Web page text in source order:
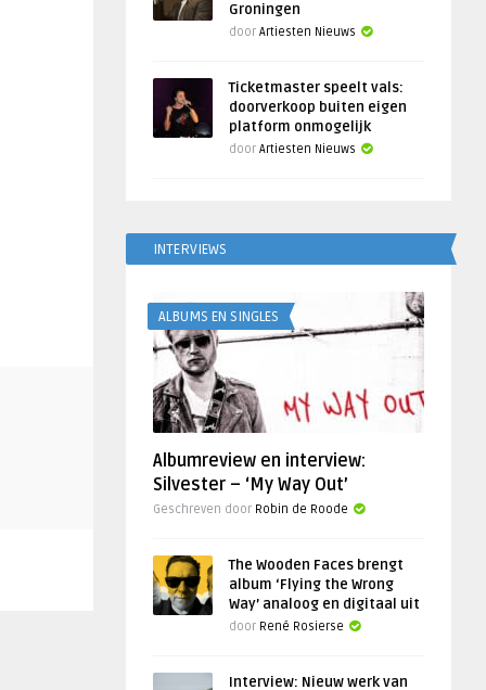
Groningen
door Artiesten Nieuws
Ticketmaster speelt vals:
doorverkoop buiten eigen
platform onmogelijk
door Artiesten Nieuws
INTERVIEWS
ALBUMS EN SINGLES
Albumreview en interview:
Silvester – ‘My Way Out’
Geschreven door Robin de Roode
The Wooden Faces brengt
album ‘Flying the Wrong
Way’ analoog en digitaal uit
door René Rosierse
Interview: Nieuw werk van